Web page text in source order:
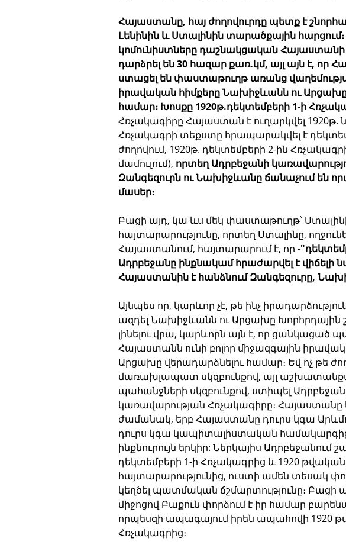
Հայաստանը, հայ ժողովուրդը պետք է
Լենինին և Ստալինին տարածքային հարցում։
կոմունիստները դաշնակցական
դարձրել են 30 հազար քառ.կմ, այլ այն է, որ
ստացել են փաստաթուղթ առանց
իրավական հիմքերը Նախիջևանն ու
համար։ Խոսքը 1920թ.դեկտեմբերի 1-ի
Հռչակագիրը Հայաստան է ուղարկվել 1920թ.
Հռչակագրի տեքստը հրապարակվել է
ժողովում, 1920թ. դեկտեմբերի 2-ին
մամուլում), որտեղ Ադրբեջանի
Զանգեզուրն ու Նախիջևանը ճանաչում են
մասեր։
Բացի այդ, կա ևս մեկ փաստաթուղթ՝
հայտարարությունը, որտեղ Ստալինը,
Հայաստանում, հայտարարում է, որ -
Ադրբեջանը ինքնակամ հրաժարվել է վիճելի
Հայաստանին է հանձնում Զանգեզուրը,
Այնպես որ, կարևոր չէ, թե ինչ
ազդել Նախիջևանն ու Արցախը Խորհրդային
լինելու վրա, կարևորն այն է, որ
Հայաստանն ունի բոլոր միջազգային
Արցախը վերադարձնելու համար։ Եվ ոչ թե
մառախլապատ սկզբունքով, այլ
պահանջների սկզբունքով, ստիպել
կառավարության Հռչակագիրը։ Հայաստանը
ժամանակ, երբ Հայաստանը դուրս կգա
դուրս կգա կապիտալիստական
ինքնուրույն երկիր: Ներկայիս
դեկտեմբերի 1-ի Հռչակագրից և 1920
հայտարարությունից, ուստի ամեն տեսակ
կեղծել պատմական ճշմարտությունը։ Բացի
միջոցով Բաքուն փորձում է իր համար
որպեսզի ապագայում իրեն ապահովի 1920
Հռչակագրից։